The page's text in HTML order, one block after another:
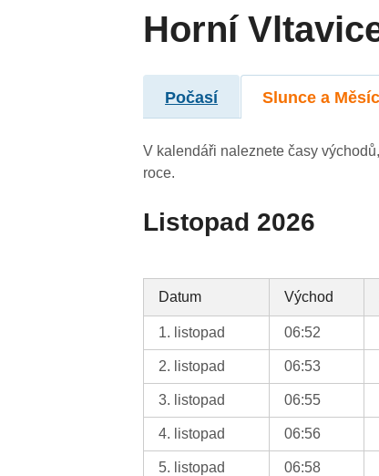
Horní
Počasí Slunce a Měsíc
V kalendáři naleznete časy
roce.
Listopad 2026
Datum Východ
1. listopad 06:52
2. listopad 06:53
3. listopad 06:55
4. listopad 06:56
5. listopad 06:58